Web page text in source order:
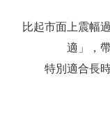
比起市面上震幅
適」，
特別適合長